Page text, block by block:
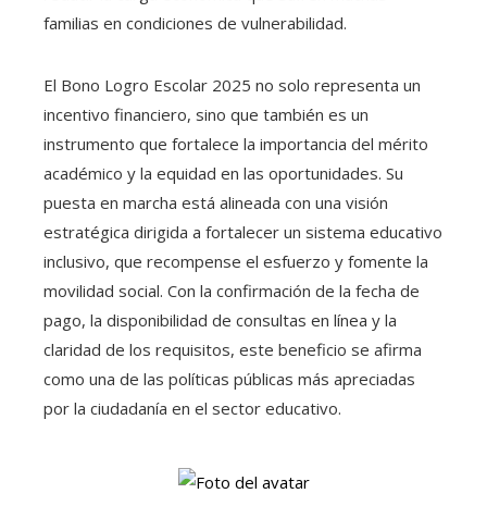
familias en condiciones de vulnerabilidad.
El Bono Logro Escolar 2025 no solo representa un
incentivo financiero, sino que también es un
instrumento que fortalece la importancia del mérito
académico y la equidad en las oportunidades. Su
puesta en marcha está alineada con una visión
estratégica dirigida a fortalecer un sistema educativo
inclusivo, que recompense el esfuerzo y fomente la
movilidad social. Con la confirmación de la fecha de
pago, la disponibilidad de consultas en línea y la
claridad de los requisitos, este beneficio se afirma
como una de las políticas públicas más apreciadas
por la ciudadanía en el sector educativo.